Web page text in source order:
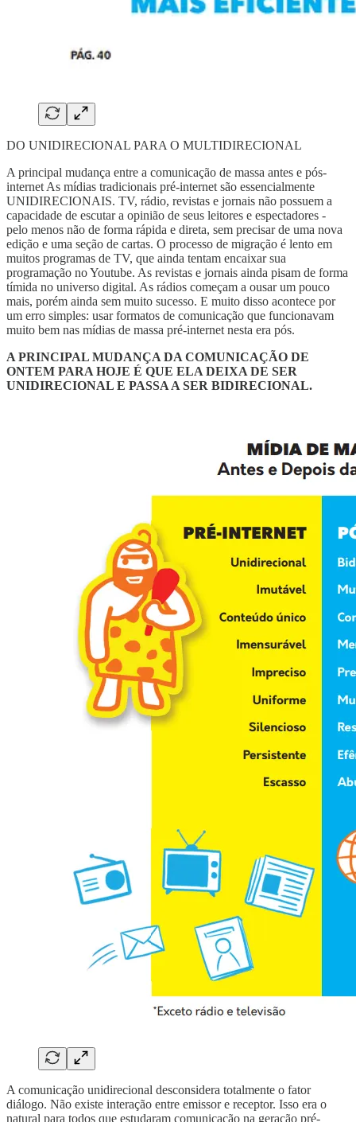
DO UNIDIRECIONAL PARA O MULTIDIRECIONAL
A principal mudança entre a comunicação de massa antes e pós-
internet As mídias tradicionais pré-internet são essencialmente
UNIDIRECIONAIS. TV, rádio, revistas e jornais não possuem a
capacidade de escutar a opinião de seus leitores e espectadores -
pelo menos não de forma rápida e direta, sem precisar de uma nova
edição e uma seção de cartas. O processo de migração é lento em
muitos programas de TV, que ainda tentam encaixar sua
programação no Youtube. As revistas e jornais ainda pisam de forma
tímida no universo digital. As rádios começam a ousar um pouco
mais, porém ainda sem muito sucesso. E muito disso acontece por
um erro simples: usar formatos de comunicação que funcionavam
muito bem nas mídias de massa pré-internet nesta era pós.
A PRINCIPAL MUDANÇA DA COMUNICAÇÃO DE
ONTEM PARA HOJE É QUE ELA DEIXA DE SER
UNIDIRECIONAL E PASSA A SER BIDIRECIONAL.
A comunicação unidirecional desconsidera totalmente o fator
diálogo. Não existe interação entre emissor e receptor. Isso era o
natural para todos que estudaram comunicação na geração pré-